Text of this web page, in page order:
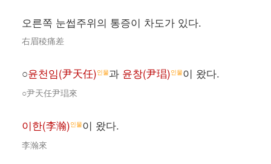
오른쪽 눈썹주위의 통증이 차도가 있다.
右眉稜痛差
○윤천임(尹天任)인물과 윤창(尹琩)인물이 왔다.
○尹天任尹琩來
이한(李瀚)인물이 왔다.
李瀚來